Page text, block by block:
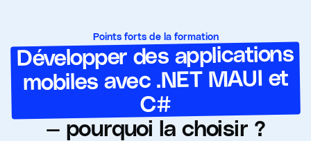
Points forts de la formation
Développer des applications
mobiles avec .NET MAUI et
C#
— pourquoi la choisir ?